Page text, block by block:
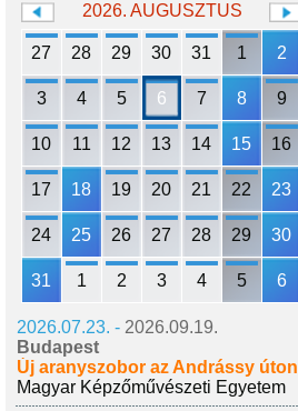
2026. AUGUSZTUS
27 28 29 30 31 1 2
3 4 5 6 7 8 9
10 11 12 13 14 15 16
17 18 19 20 21 22 23
24 25 26 27 28 29 30
31 1 2 3 4 5 6
2026.07.23. - 2026.09.19.
Budapest
Új aranyszobor az Andrássy úton
Magyar Képzőművészeti Egyetem